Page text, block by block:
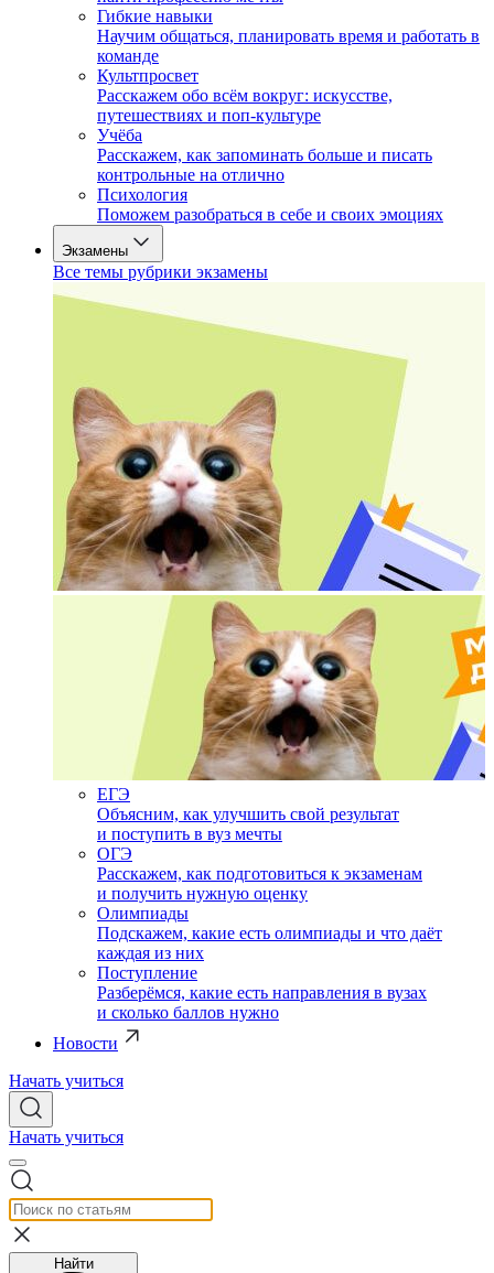
Гибкие навыки
Научим общаться, планировать время и работать в
команде
Культпросвет
Расскажем обо всём вокруг: искусстве,
путешествиях и поп-культуре
Учёба
Расскажем, как запоминать больше и писать
контрольные на отлично
Психология
Поможем разобраться в себе и своих эмоциях
Экзамены
Все темы рубрики экзамены
ЕГЭ
Объясним, как улучшить свой результат
и поступить в вуз мечты
ОГЭ
Расскажем, как подготовиться к экзаменам
и получить нужную оценку
Олимпиады
Подскажем, какие есть олимпиады и что даёт
каждая из них
Поступление
Разберёмся, какие есть направления в вузах
и сколько баллов нужно
Новости
Начать учиться
Начать учиться
Найти